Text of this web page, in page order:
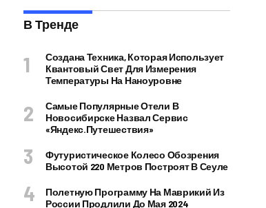
В Тренде
Создана Техника, Которая Использует
Квантовый Свет Для Измерения
Температуры На Наноуровне
Самые Популярные Отели В
Новосибирске Назвал Сервис
«Яндекс.Путешествия»
Футуристическое Колесо Обозрения
Высотой 220 Метров Построят В Сеуле
Полетную Программу На Маврикий Из
России Продлили До Мая 2024